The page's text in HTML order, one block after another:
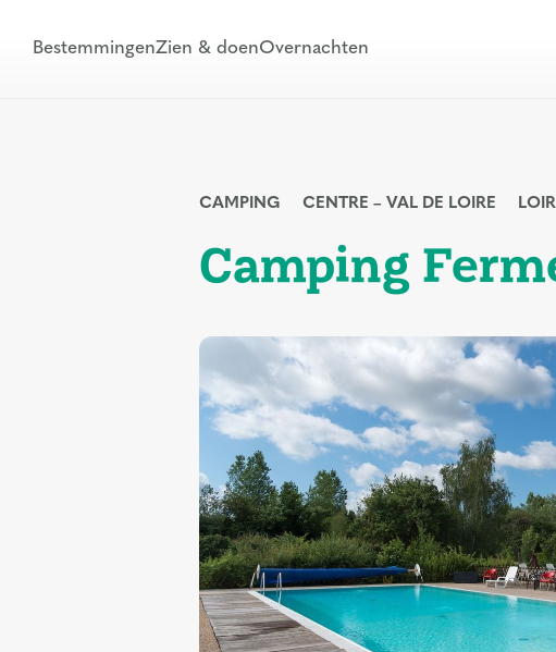
BestemmingenZien & doenOvernachten
CAMPING CENTRE – VAL DE LOIRE
Camping